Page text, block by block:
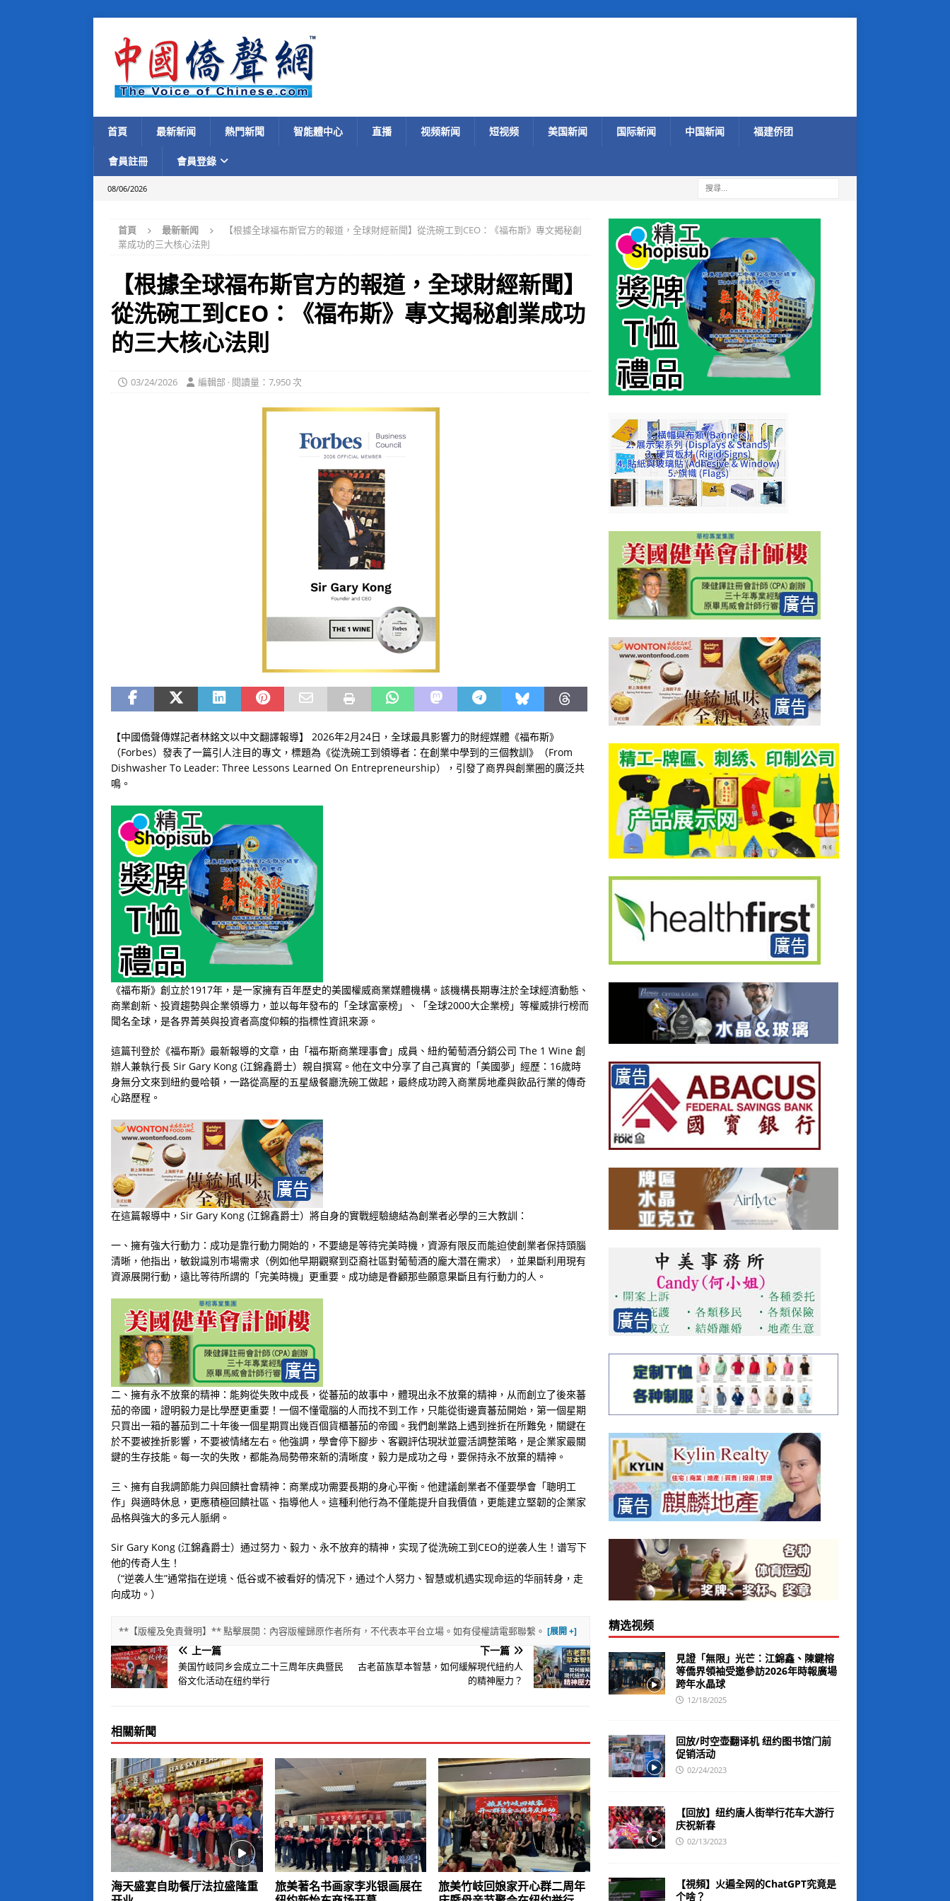
首頁 最新新闻 熱門新聞 智能體中心 直播 视频新闻 短视频 美国新闻 国际新闻 中国新闻 福建侨团
會員註冊 會員登錄
08/06/2026
首頁 最新新闻
【根據全球福布斯官方的報道，全球財經新聞】從洗碗工到CEO：《福布斯》專文揭秘創
業成功的三大核心法則
【根據全球福布斯官方的報道，全球財經新聞】
從洗碗工到CEO：《福布斯》專文揭秘創業成功
的三大核心法則
03/24/2026 編輯部 · 閱讀量：7,950 次
【中國僑聲傳媒記者林銘文以中文翻譯報導】 2026年2月24日，全球最具影響力的財經媒體《福布斯》
（Forbes）發表了一篇引人注目的專文，標題為《從洗碗工到領導者：在創業中學到的三個教訓》（From
Dishwasher To Leader: Three Lessons Learned On Entrepreneurship），引發了商界與創業圈的廣泛共
鳴。
《福布斯》創立於1917年，是一家擁有百年歷史的美國權威商業媒體機構。該機構長期專注於全球經濟動態、
商業創新、投資趨勢與企業領導力，並以每年發布的「全球富豪榜」、「全球2000大企業榜」等權威排行榜而
聞名全球，是各界菁英與投資者高度仰賴的指標性資訊來源。
這篇刊登於《福布斯》最新報導的文章，由「福布斯商業理事會」成員、紐約葡萄酒分銷公司 The 1 Wine 創
辦人兼執行長 Sir Gary Kong (江錦鑫爵士）親自撰寫。他在文中分享了自己真實的「美國夢」經歷：16歲時
身無分文來到紐約曼哈頓，一路從高壓的五星級餐廳洗碗工做起，最終成功跨入商業房地產與飲品行業的傳奇
心路歷程。
在這篇報導中，Sir Gary Kong (江錦鑫爵士）將自身的實戰經驗總結為創業者必學的三大教訓：
一、擁有強大行動力：成功是靠行動力開始的，不要總是等待完美時機，資源有限反而能迫使創業者保持頭腦
清晰，他指出，敏銳識別市場需求（例如他早期觀察到亞裔社區對葡萄酒的龐大潛在需求），並果斷利用現有
資源展開行動，遠比等待所謂的「完美時機」更重要。成功總是眷顧那些願意果斷且有行動力的人。
二、擁有永不放棄的精神：能夠從失敗中成長，從蕃茄的故事中，體現出永不放棄的精神，从而創立了後來蕃
茄的帝國，證明毅力是比學歷更重要！一個不懂電腦的人而找不到工作，只能從街邊賣蕃茄開始，第一個星期
只買出一箱的蕃茄到二十年後一個星期買出幾百個貨櫃蕃茄的帝國。我們創業路上遇到挫折在所難免，關鍵在
於不要被挫折影響，不要被情緒左右。他強調，學會停下腳步、客觀評估現狀並靈活調整策略，是企業家最關
鍵的生存技能。每一次的失敗，都能為局勢帶來新的清晰度，毅力是成功之母，要保持永不放棄的精神。
三、擁有自我調節能力與回饋社會精神：商業成功需要長期的身心平衡。他建議創業者不僅要學會「聰明工
作」與適時休息，更應積極回饋社區、指導他人。這種利他行為不僅能提升自我價值，更能建立堅韌的企業家
品格與強大的多元人脈網。
Sir Gary Kong (江錦鑫爵士）通过努力、毅力、永不放弃的精神，实现了從洗碗工到CEO的逆袭人生！谱写下
他的传奇人生！
（“逆袭人生”通常指在逆境、低谷或不被看好的情况下，通过个人努力、智慧或机遇实现命运的华丽转身，走
向成功。）
**【版權及免責聲明】** 點擊展開：內容版權歸原作者所有，不代表本平台立場。如有侵權請電郵聯繫。
上一篇
美国竹岐同乡会成立二十三周年庆典暨民
俗文化活动在纽约举行
下一篇
古老苗族草本智慧，如何緩解現代紐約人
的精神壓力？
相關新聞
海天盛宴自助餐厅法拉盛隆重
旅美著名书画家李兆银画展在
旅美竹岐回娘家开心群二周年
精选视频
見證「無限」光芒：江錦鑫、陳鍵榕
等僑界領袖受邀參訪2026年時報廣場
跨年水晶球
12/18/2025
回放/时空壶翻译机 纽约图书馆门前
促销活动
02/24/2023
【回放】纽约唐人街举行花车大游行
庆祝新春
02/13/2023
【視頻】火遍全网的ChatGPT究竟是
个啥？